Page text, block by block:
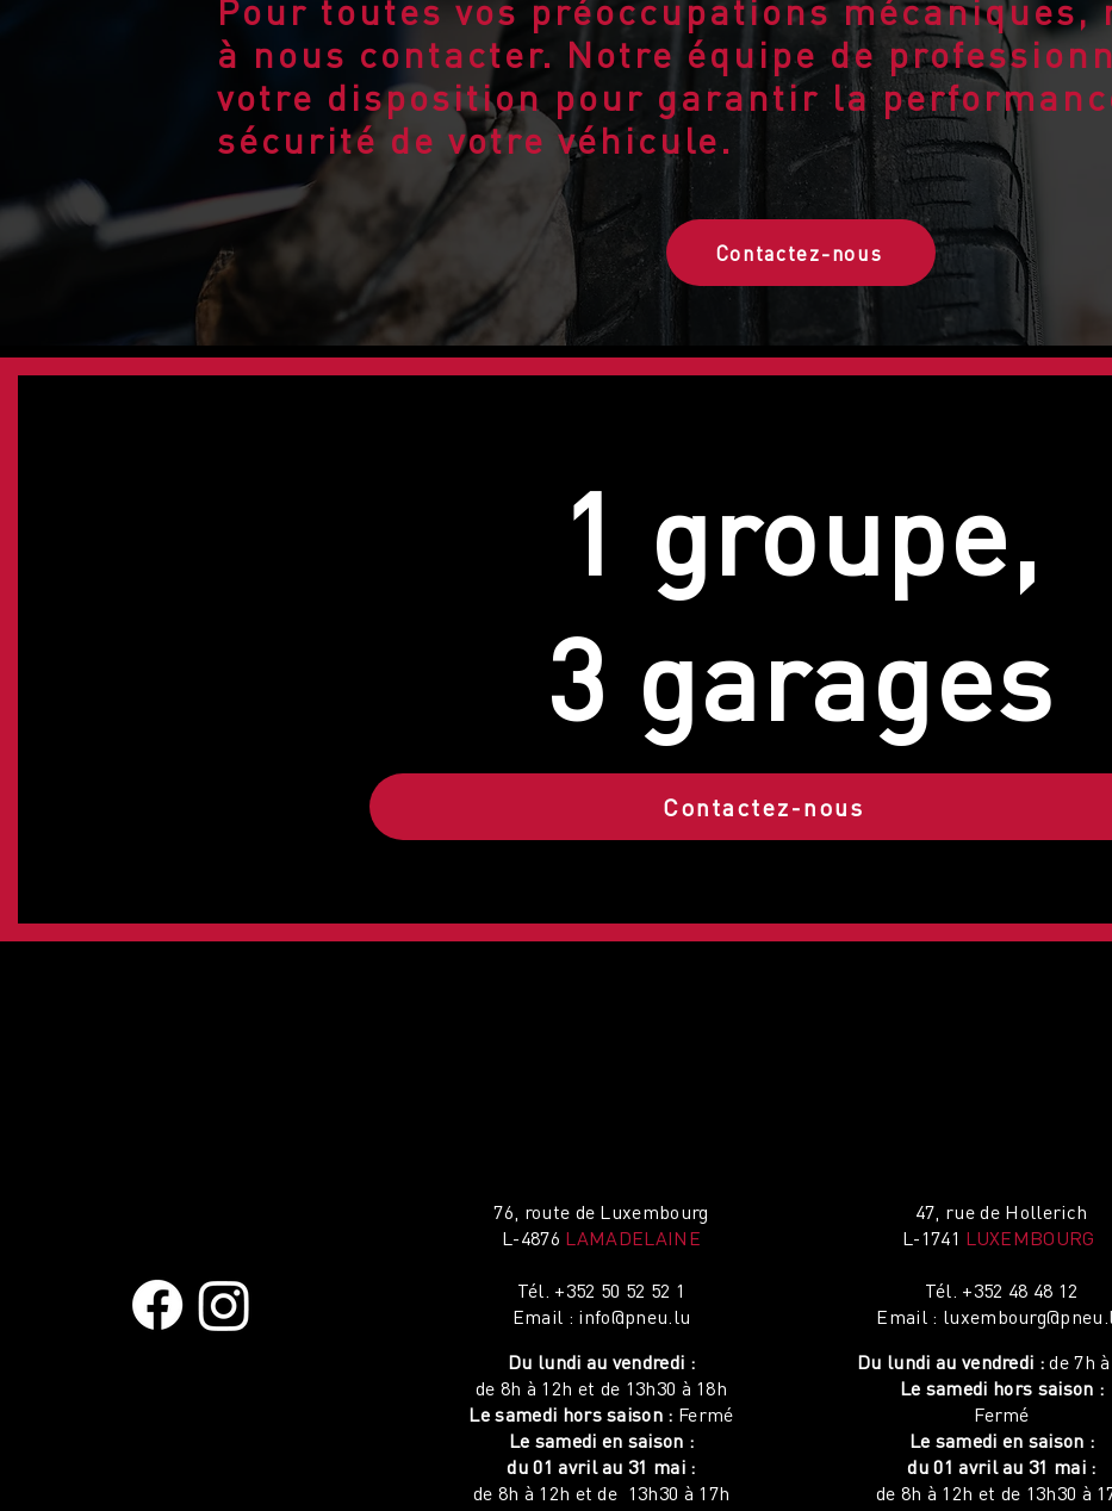
Pour toutes vos préoccupations mécaniques,
à nous contacter. Notre équipe de
votre disposition pour garantir la
sécurité de votre véhicule.
Contactez-nous
1 groupe,
3 garages
Contactez-nous
76, route de Luxembourg
L-4876 LAMADELAINE
Tél. +352 50 52 52 1
Email : info@pneu.lu
Du lundi au vendredi :
de 8h à 12h et de 13h30 à 18h
Le samedi hors saison : Fermé
Le samedi en saison :
du 01 avril au 31 mai :
de 8h à 12h et de 13h30 à 17h
47, rue de Hollerich
L-1741 LUXEMBOURG
Tél. +352 48 48 12
Email :
Du lundi au vendredi :de 7h
Le samedi hors saison :
Fermé
Le samedi en saison :
du 01 avril au 31 mai :
de 8h à 12h et de 13h30 à